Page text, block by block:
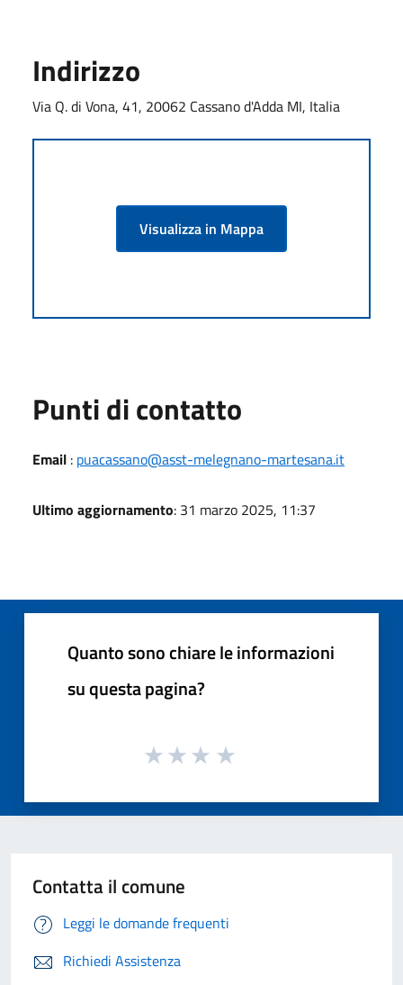
Indirizzo
Via Q. di Vona, 41, 20062 Cassano d'Adda MI, Italia
Visualizza in Mappa
Punti di contatto
Email : puacassano@asst-melegnano-martesana.it
Ultimo aggiornamento: 31 marzo 2025, 11:37
Quanto sono chiare le informazioni
su questa pagina?
Contatta il comune
Leggi le domande frequenti
Richiedi Assistenza